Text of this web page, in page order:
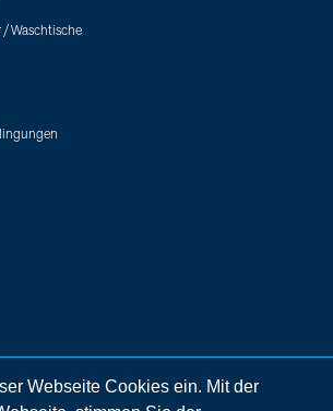
Waschtische
Webseite Cookies ein. Mit der